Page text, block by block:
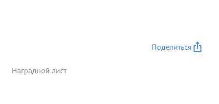
грамотным, умелым ководством начальником
полков. Высоко грамотный, культурный,
Поделиться
Наградной лист